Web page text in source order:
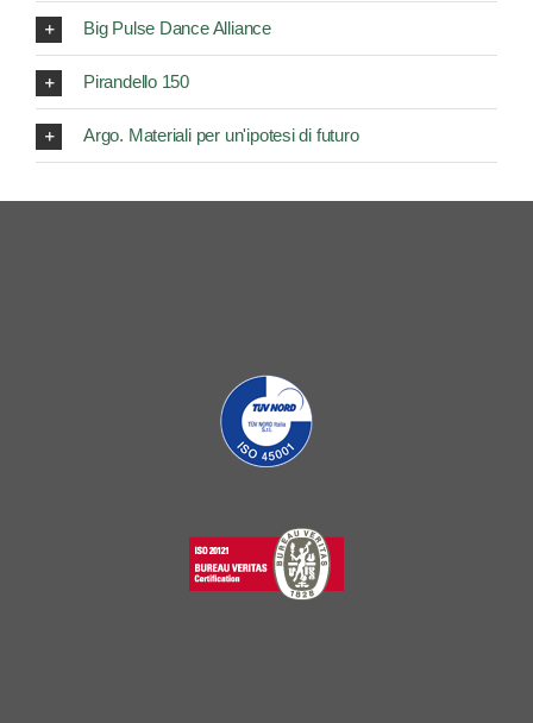
Big Pulse Dance Alliance
Pirandello 150
Argo. Materiali per un'ipotesi di futuro